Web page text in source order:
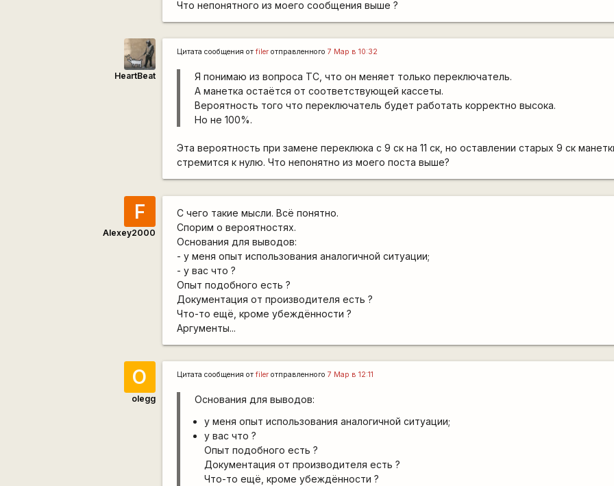
Что непонятного из моего сообщения выше ?
HeartBeat
Цитата сообщения отfiler отправленного7 Мар в 10:32
Я понимаю из вопроса ТС, что он меняет только переключатель.
А манетка остаётся от соответствующей кассеты.
Вероятность того что переключатель будет работать корректно высока.
Но не 100%.
Эта вероятность при замене переклюка с 9 ск на 11 ск, но оставлении старых 9 ск
стремится к нулю. Что непонятно из моего поста выше?
F
Alexey2000
С чего такие мысли. Всё понятно.
Спорим о вероятностях.
Основания для выводов:
- у меня опыт использования аналогичной ситуации;
- у вас что ?
Опыт подобного есть ?
Документация от производителя есть ?
Что-то ещё, кроме убеждённости ?
Аргументы...
O
olegg
Цитата сообщения отfiler отправленного7 Мар в 12:11
Основания для выводов:
у меня опыт использования аналогичной ситуации;
у вас что ?
Опыт подобного есть ?
Документация от производителя есть ?
Что-то ещё, кроме убеждённости ?